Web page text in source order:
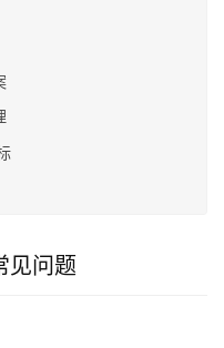
见问题